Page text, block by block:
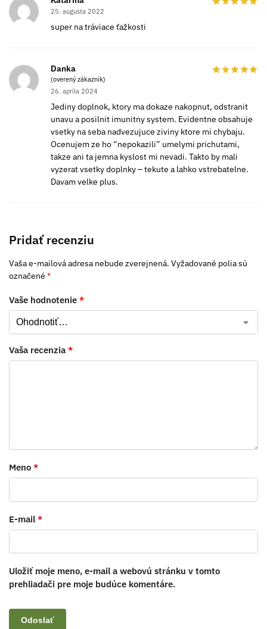
25. augusta 2022
super na tráviace ťažkosti
Danka
(overený zákazník)
26. apríla 2024
Jediny doplnok, ktory ma dokaze nakopnut, odstranit
unavu a posilnit imunitny system. Evidentne obsahuje
vsetky na seba nadvezujuce ziviny ktore mi chybaju.
Ocenujem ze ho “nepokazili” umelymi prichutami,
takze ani ta jemna kyslost mi nevadi. Takto by mali
vyzerat vsetky doplnky – tekute a lahko vstrebatelne.
Davam velke plus.
Pridať recenziu
Vaša e-mailová adresa nebude zverejnená. Vyžadované polia sú
označené *
Vaše hodnotenie *
Vaša recenzia *
Meno *
E-mail *
Uložiť moje meno, e-mail a webovú stránku v tomto
prehliadači pre moje budúce komentáre.